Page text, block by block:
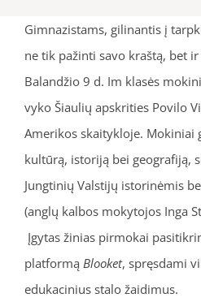
Gimnazistams, gilinantis į
ne tik pažinti savo kraštą, bet
Balandžio 9 d. Im klasės
vyko Šiaulių apskrities Povilo
Amerikos skaitykloje. Mokiniai
kultūrą, istoriją bei geografiją,
Jungtinių Valstijų istorinėmis
(anglų kalbos mokytojos Inga
Įgytas žinias pirmokai
platformą Blooket, spręsdami
edukacinius stalo žaidimus.